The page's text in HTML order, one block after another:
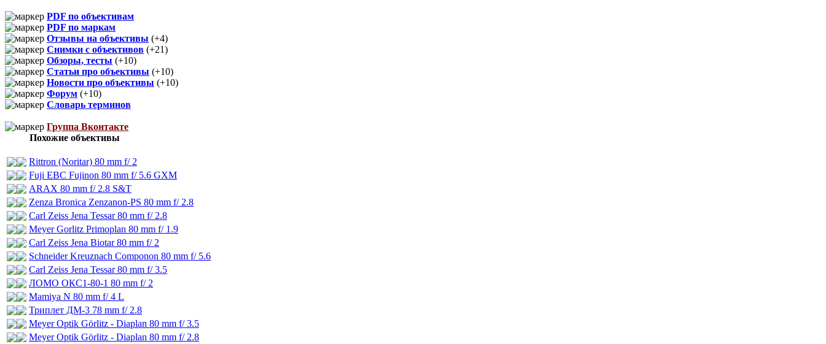
PDF по объективам
PDF по маркам
Отзывы на объективы (+4)
Снимки с объективов (+21)
Обзоры, тесты (+10)
Статьи про объективы (+10)
Новости про объективы (+10)
Форум (+10)
Словарь терминов
Группа Вконтакте
Похожие объективы
Rittron (Noritar) 80 mm f/ 2
Fuji EBC Fujinon 80 mm f/ 5.6 GXM
ARAX 80 mm f/ 2.8 S&T
Zenza Bronica Zenzanon-PS 80 mm f/ 2.8
Carl Zeiss Jena Tessar 80 mm f/ 2.8
Meyer Gorlitz Primoplan 80 mm f/ 1.9
Carl Zeiss Jena Biotar 80 mm f/ 2
Schneider Kreuznach Componon 80 mm f/ 5.6
Carl Zeiss Jena Tessar 80 mm f/ 3.5
ЛОМО ОКС1-80-1 80 mm f/ 2
Mamiya N 80 mm f/ 4 L
Триплет ДМ-3 78 mm f/ 2.8
Meyer Optik Görlitz - Diaplan 80 mm f/ 3.5
Meyer Optik Görlitz - Diaplan 80 mm f/ 2.8